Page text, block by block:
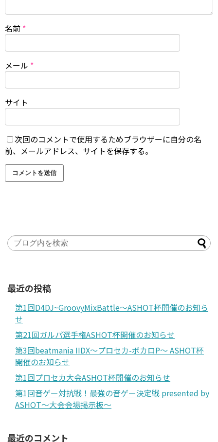
名前 *
メール *
サイト
次回のコメントで使用するためブラウザーに自分の名
前、メールアドレス、サイトを保存する。
最近の投稿
第1回D4DJ~GroovyMixBattle～ASHOT杯開催のお知ら
せ
第21回ガルパ選手権ASHOT杯開催のお知らせ
第3回beatmania IIDX～プロセカ-ボカロP～ ASHOT杯
開催のお知らせ
第1回プロセカ大会ASHOT杯開催のお知らせ
第1回音ゲー対抗戦！最強の音ゲー決定戦 presented by
ASHOT～大会会場掲示板～
最近のコメント